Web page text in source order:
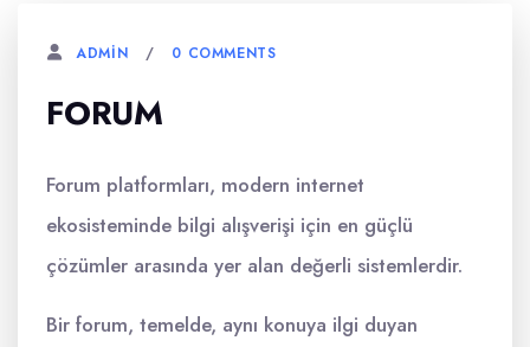
ADMIN 0 COMMENTS
FORUM
Forum platformları, modern internet
ekosisteminde bilgi alışverişi için en güçlü
çözümler arasında yer alan değerli sistemlerdir.
Bir forum, temelde, aynı konuya ilgi duyan